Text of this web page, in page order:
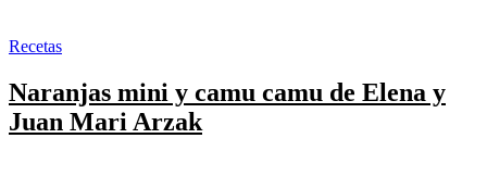
Recetas
Naranjas mini y camu camu de Elena y
Juan Mari Arzak